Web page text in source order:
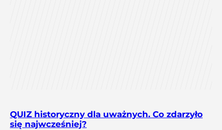
QUIZ historyczny dla uważnych. Co zdarzyło
się najwcześniej?